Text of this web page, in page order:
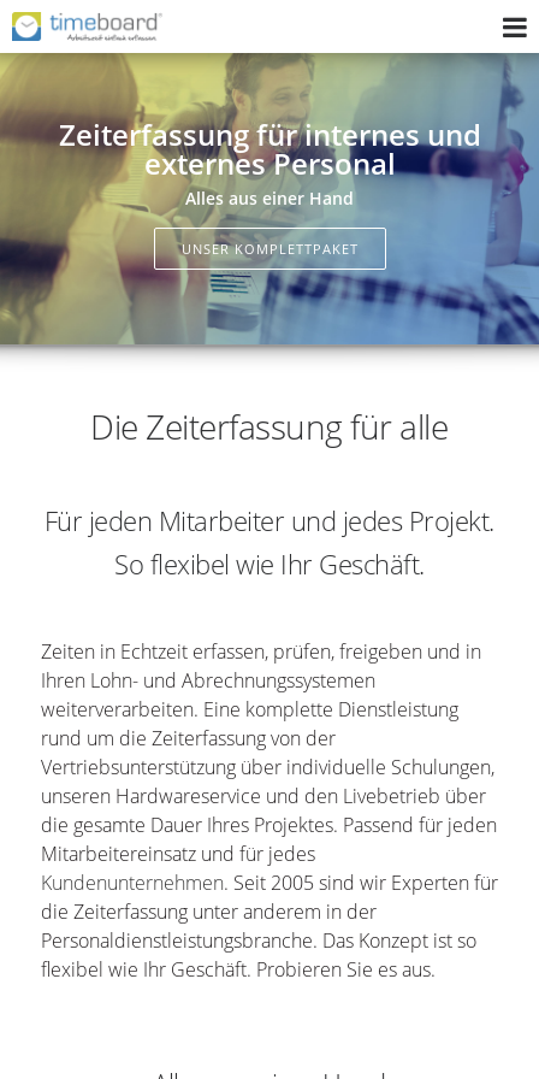
Zeiterfassung für internes und
externes Personal
Alles aus einer Hand
UNSER KOMPLETTPAKET
Die Zeiterfassung für alle
Für jeden Mitarbeiter und jedes Projekt.
So flexibel wie Ihr Geschäft.
Zeiten in Echtzeit erfassen, prüfen, freigeben und in
Ihren Lohn- und Abrechnungssystemen
weiterverarbeiten. Eine komplette Dienstleistung
rund um die Zeiterfassung von der
Vertriebsunterstützung über individuelle Schulungen,
unseren Hardwareservice und den Livebetrieb über
die gesamte Dauer Ihres Projektes. Passend für jeden
Mitarbeitereinsatz und für jedes
Kundenunternehmen. Seit 2005 sind wir Experten für
die Zeiterfassung unter anderem in der
Personaldienstleistungsbranche. Das Konzept ist so
flexibel wie Ihr Geschäft. Probieren Sie es aus.
Home
Zeiterfassungssystem
Implementierung
Fragen Sie uns
Wer wir sind
Login